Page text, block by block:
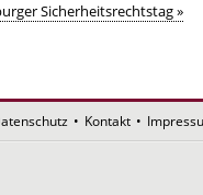
Sicherheitsrechtstag »
• Kontakt •